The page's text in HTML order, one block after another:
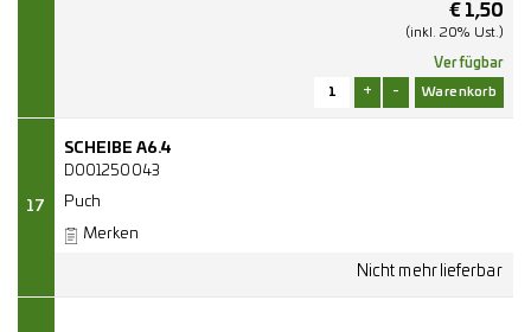
€ 1,50
(inkl. 20% Ust.)
Verfügbar
+ -
17
SCHEIBE A6.4
D001250043
Puch
Merken